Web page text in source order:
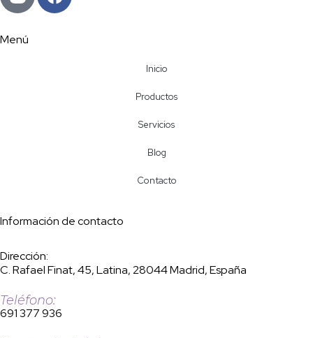
Menú
Inicio
Productos
Servicios
Blog
Contacto
Información de contacto
Dirección:
C. Rafael Finat, 45, Latina, 28044 Madrid, España
Teléfono:
691 377 936